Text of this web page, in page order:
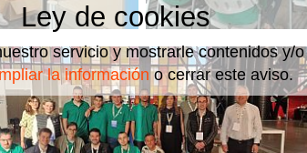
Ley de cookies
servicio y mostrarle contenidos y/
la informacióno cerrar este aviso.